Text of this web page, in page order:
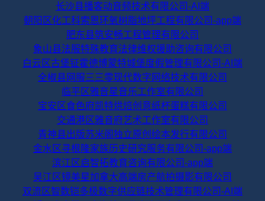
长沙县播客动音频技术有限公司-AI端
朝阳区化工科索恩环氧树脂地坪工程有限公司-app端
肥东县筑安畅工程管理有限公司
象山县法服特殊教育法律维权援助咨询有限公司
白云区古堡钲霍德博蒙特城堡度假管理有限公司-AI端
全椒县网服三三零现代数字网络技术有限公司
临平区雅音星音乐工作室有限公司
宝安区食色府凯特烘焙创意纸杯蛋糕有限公司
交通港区雅音府艺术工作室有限公司
青神县出版苏米阁独立原创绘本发行有限公司
金水区寻根隆家族历史研究服务有限公司-app端
滨江区启智拓教育咨询有限公司-app端
吴江区镜美星加拿大高端房产航拍摄影有限公司
双流区智数铠多极数字供应链技术管理有限公司-AI端